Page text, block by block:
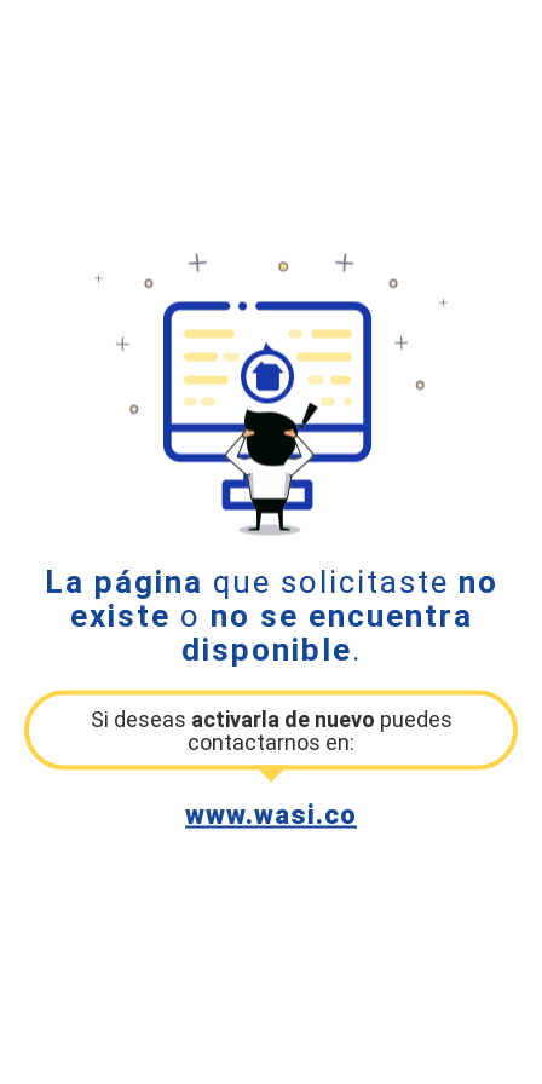
La página que solicitaste no
existe o no se encuentra
disponible.
Si deseas activarla de nuevo puedes
contactarnos en:
www.wasi.co